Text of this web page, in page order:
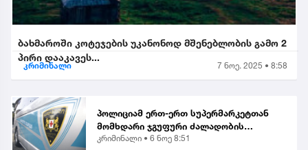
ბახმაროში კოტეჯების უკანონოდ მშენებლობის გამო 2
პირი დააკავეს...
კრიმინალი 7 ნოე. 2025 • 8:58
პოლიციამ ერთ-ერთ სუპერმარკეტთან
მომხდარი ჯგუფური ძალადობის
ორგანიზებისა და მასში მონაწილეობის
კრიმინალი • 6 ნოე 8:51